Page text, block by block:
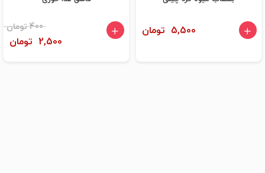
5,500 تومان 400 تومان
2,500 تومان